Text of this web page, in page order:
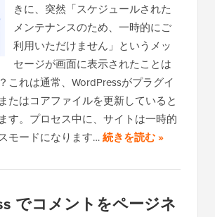
きに、突然「スケジュールされた
メンテナンスのため、一時的にご
利用いただけません」というメッ
セージが画面に表示されたことは
これは通常、WordPressがプラグイ
たはコアファイルを更新していると
す。プロセス中に、サイトは一時的
モードになります…続きを読む »
でコメントをページネ